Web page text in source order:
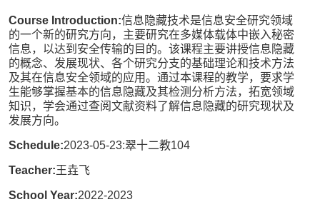
Course Introduction:信息隐藏技术是信息安全研究领域
的一个新的研究方向，主要研究在多媒体载体中嵌入秘密
信息，以达到安全传输的目的。该课程主要讲授信息隐藏
的概念、发展现状、各个研究分支的基础理论和技术方法
及其在信息安全领域的应用。通过本课程的教学，要求学
生能够掌握基本的信息隐藏及其检测分析方法，拓宽领域
知识，学会通过查阅文献资料了解信息隐藏的研究现状及
发展方向。
Schedule:2023-05-23:翠十二教104
Teacher:王垚飞
School Year:2022-2023